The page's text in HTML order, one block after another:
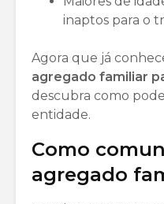
inaptos para o
Agora que já
agregado familiar
descubra como
entidade.
Como
agregado